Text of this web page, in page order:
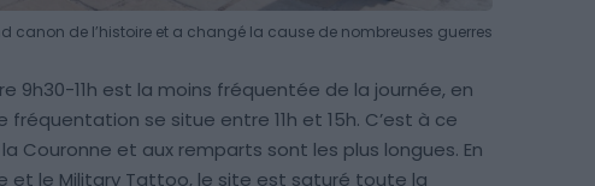
canon de l’histoire et a changé la cause de nombreuses guerres
9h30-11h est la moins fréquentée de la journée, en
se situe entre 11h et 15h. C’est à ce
Couronne et aux remparts sont les plus longues. En
et le Military Tattoo, le site est saturé toute la